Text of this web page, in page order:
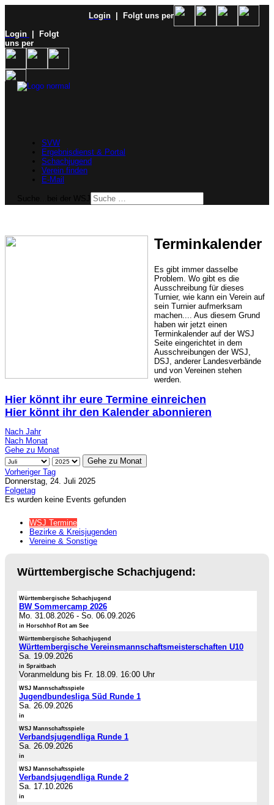
Login
| Folgt uns per
Login
| Folgt
uns per
SVW
Ergebnisdienst & Portal
Schachjugend
Verein finden
E-Mail
Terminkalender
Es gibt immer dasselbe
Problem. Wo gibt es die
Ausschreibung für dieses
Turnier, wie kann ein Verein auf
sein Turnier aufmerksam
machen.... Aus diesem Grund
haben wir jetzt einen
Terminkalender auf der WSJ
Seite eingerichtet in dem
Ausschreibungen der WSJ,
DSJ, anderer Landesverbände
und von Vereinen stehen
werden.
Hier könnt ihr eure Termine einreichen
Hier könnt ihr den Kalender abonnieren
Nach Jahr
Nach Monat
Gehe zu Monat
Gehe zu Monat
Vorheriger Tag
Donnerstag, 24. Juli 2025
Folgetag
Es wurden keine Events gefunden
WSJ Termine
Bezirke & Kreisjugenden
Vereine & Sonstige
Württembergische Schachjugend:
Württembergische Schachjugend
BW Sommercamp 2026
Mo. 31.08.2026 - So. 06.09.2026
in Horschhof Rot am See
Württembergische Schachjugend
Württembergische Vereinsmannschaftsmeisterschaften U10
Sa. 19.09.2026
in Spraitbach
Voranmeldung bis Fr. 18.09. 16:00 Uhr
WSJ Mannschaftsspiele
Jugendbundesliga Süd Runde 1
Sa. 26.09.2026
in
WSJ Mannschaftsspiele
Verbandsjugendliga Runde 1
Sa. 26.09.2026
in
WSJ Mannschaftsspiele
Verbandsjugendliga Runde 2
Sa. 17.10.2026
in